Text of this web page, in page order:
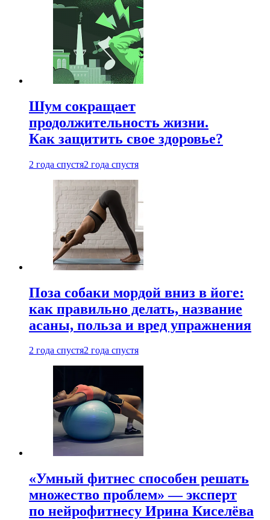
Шум сокращает
продолжительность жизни.
Как защитить свое здоровье?
2 года спустя2 года спустя
Поза собаки мордой вниз в йоге:
как правильно делать, название
асаны, польза и вред упражнения
2 года спустя2 года спустя
«Умный фитнес способен решать
множество проблем» — эксперт
по нейрофитнесу Ирина Киселёва